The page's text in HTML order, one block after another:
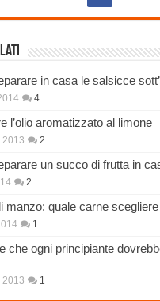
in casa le salsicce
4
l’olio aromatizzato al limone
2013 2
un succo di frutta in
2
manzo: quale carne scegliere
1
che ogni principiante
2013 1